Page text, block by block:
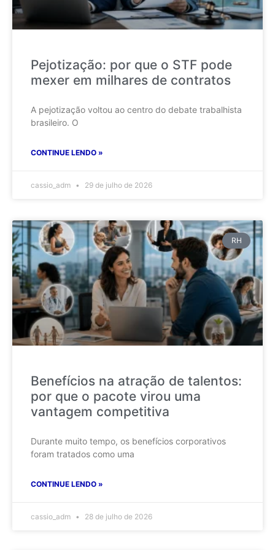
Pejotização: por que o STF pode
mexer em milhares de contratos
A pejotização voltou ao centro do debate trabalhista
brasileiro. O
CONTINUE LENDO »
cassio_adm 29 de julho de 2026
RH
Benefícios na atração de talentos:
por que o pacote virou uma
vantagem competitiva
Durante muito tempo, os benefícios corporativos
foram tratados como uma
CONTINUE LENDO »
cassio_adm 28 de julho de 2026